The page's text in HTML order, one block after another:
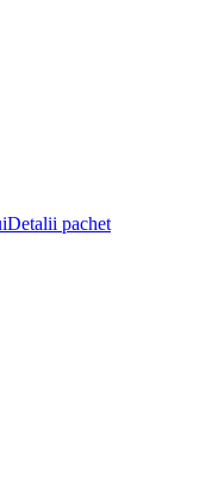
Detalii pachet